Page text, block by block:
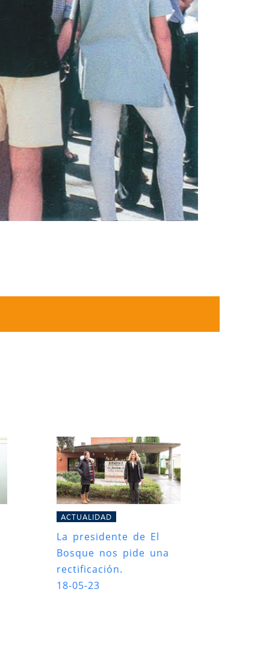
ACTUALIDAD
La presidente de El
Bosque nos pide una
rectificación.
18-05-23